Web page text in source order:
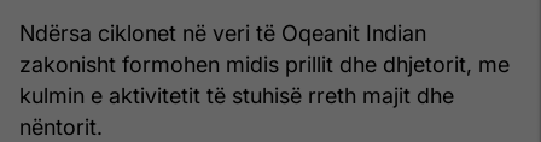
Ndërsa ciklonet në veri të Oqeanit Indian
zakonisht formohen midis prillit dhe dhjetorit, me
kulmin e aktivitetit të stuhisë rreth majit dhe
nëntorit.